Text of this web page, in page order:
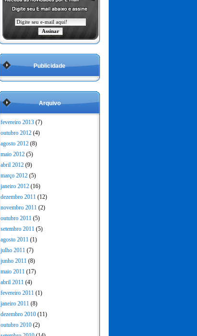
Publicidade
Arquivo
fevereiro 2013 (7)
outubro 2012 (4)
agosto 2012 (8)
maio 2012 (5)
abril 2012 (9)
março 2012 (5)
janeiro 2012 (16)
dezembro 2011 (12)
novembro 2011 (2)
outubro 2011 (5)
setembro 2011 (5)
agosto 2011 (1)
julho 2011 (7)
junho 2011 (8)
maio 2011 (17)
abril 2011 (4)
fevereiro 2011 (1)
janeiro 2011 (8)
dezembro 2010 (11)
outubro 2010 (2)